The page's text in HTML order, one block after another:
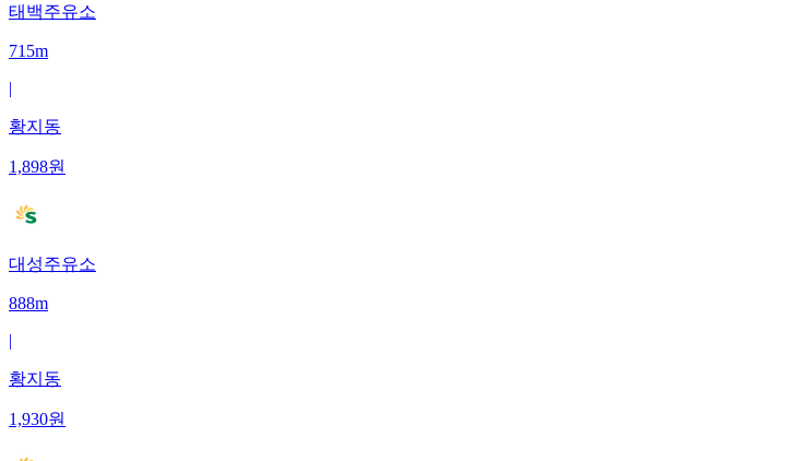
태백주유소
715m
|
황지동
1,898원
대성주유소
888m
|
황지동
1,930원